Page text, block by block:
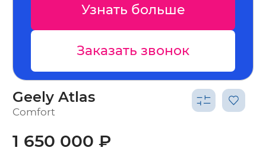
больше
звонок
Geely Atlas
Comfort
1 650 000 ₽